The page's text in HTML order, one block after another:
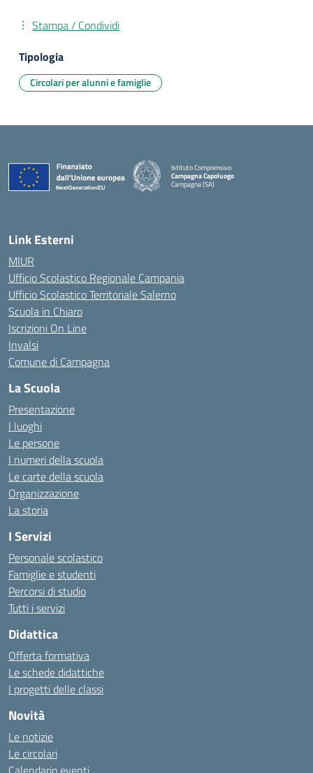
Stampa / Condividi
Tipologia
Circolari per alunni e famiglie
Istituto Comprensivo
Campagna Capoluogo
Campagna (SA)
Link Esterni
MIUR
Ufficio Scolastico Regionale Campania
Ufficio Scolastico Territoriale Salerno
Scuola in Chiaro
Iscrizioni On Line
Invalsi
Comune di Campagna
La Scuola
Presentazione
I luoghi
Le persone
I numeri della scuola
Le carte della scuola
Organizzazione
La storia
I Servizi
Personale scolastico
Famiglie e studenti
Percorsi di studio
Tutti i servizi
Didattica
Offerta formativa
Le schede didattiche
I progetti delle classi
Novità
Le notizie
Le circolari